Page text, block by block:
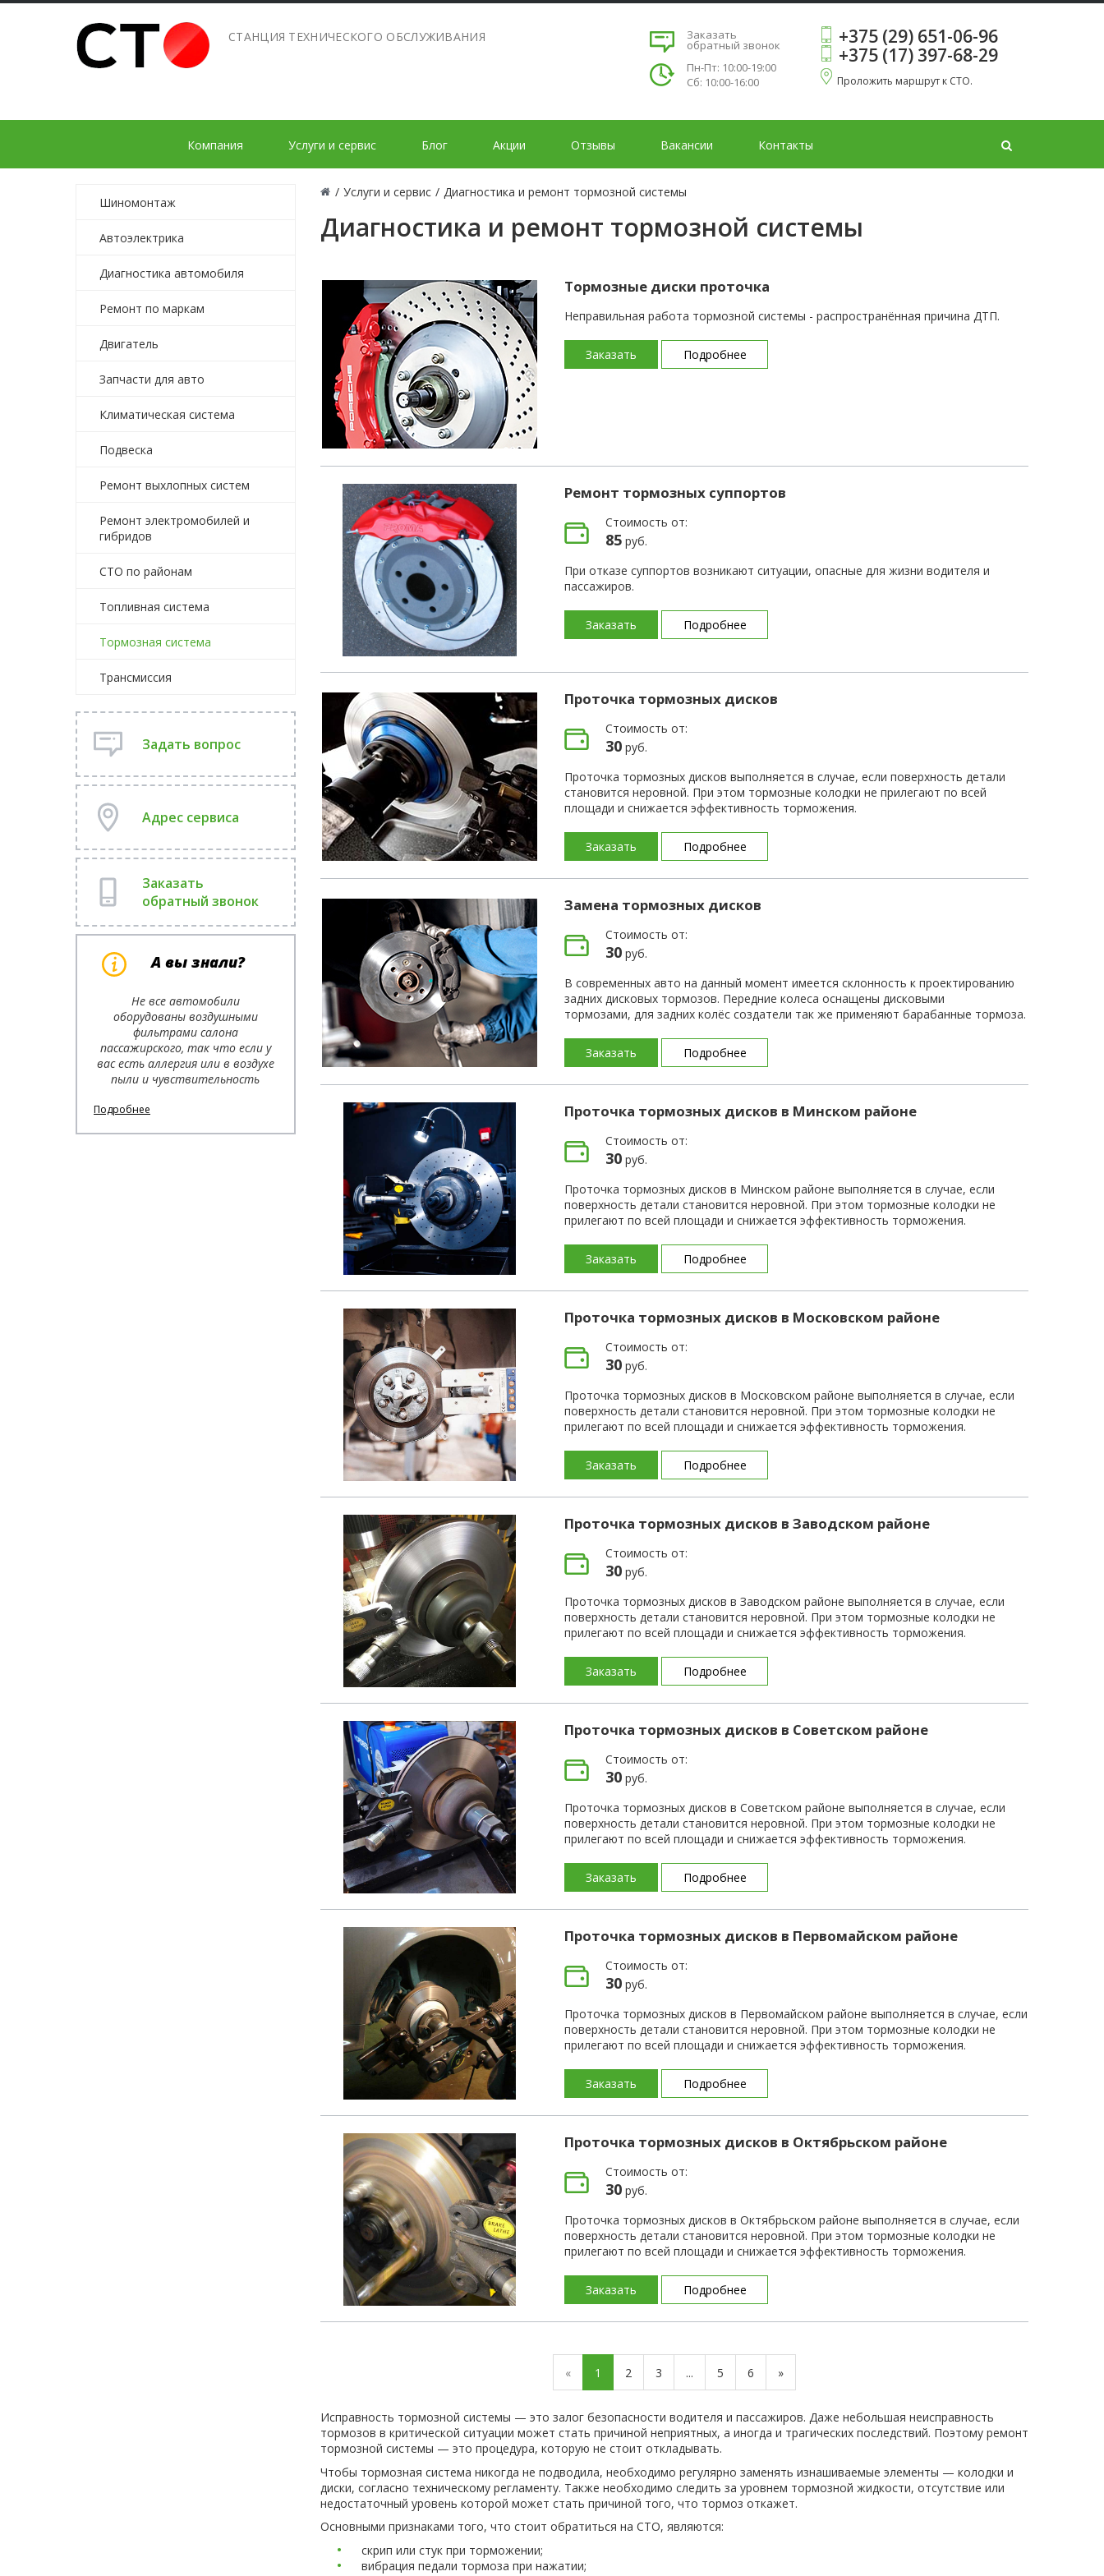
СТАНЦИЯ ТЕХНИЧЕСКОГО ОБСЛУЖИВАНИЯ Заказать
обратный звонок
Пн-Пт: 10:00-19:00
Сб: 10:00-16:00
+375 (29) 651-06-96
+375 (17) 397-68-29
Проложить маршрут к СТО.
Компания Услуги и сервис Блог Акции Отзывы Вакансии Контакты
/ Услуги и сервис / Диагностика и ремонт тормозной системы
Диагностика и ремонт тормозной системы
Шиномонтаж
Автоэлектрика
Диагностика автомобиля
Ремонт по маркам
Двигатель
Запчасти для авто
Климатическая система
Подвеска
Ремонт выхлопных систем
Ремонт электромобилей и
гибридов
СТО по районам
Топливная система
Тормозная система
Трансмиссия
Задать вопрос
Адрес сервиса
Заказать
обратный звонок
А вы знали?
Не все автомобили
оборудованы воздушными
фильтрами салона
пассажирского, так что если у
вас есть аллергия или в воздухе
пыли и чувствительность
Подробнее
Тормозные диски проточка
Неправильная работа тормозной системы - распространённая причина ДТП.
Заказать Подробнее
Ремонт тормозных суппортов
Стоимость от:
85руб.
При отказе суппортов возникают ситуации, опасные для жизни водителя и
пассажиров.
Заказать Подробнее
Проточка тормозных дисков
Стоимость от:
30руб.
Проточка тормозных дисков выполняется в случае, если поверхность детали
становится неровной. При этом тормозные колодки не прилегают по всей
площади и снижается эффективность торможения.
Заказать Подробнее
Замена тормозных дисков
Стоимость от:
30руб.
В современных авто на данный момент имеется склонность к проектированию
задних дисковых тормозов. Передние колеса оснащены дисковыми
тормозами, для задних колёс создатели так же применяют барабанные тормоза.
Заказать Подробнее
Проточка тормозных дисков в Минском районе
Стоимость от:
30руб.
Проточка тормозных дисков в Минском районе выполняется в случае, если
поверхность детали становится неровной. При этом тормозные колодки не
прилегают по всей площади и снижается эффективность торможения.
Заказать Подробнее
Проточка тормозных дисков в Московском районе
Стоимость от:
30руб.
Проточка тормозных дисков в Московском районе выполняется в случае, если
поверхность детали становится неровной. При этом тормозные колодки не
прилегают по всей площади и снижается эффективность торможения.
Заказать Подробнее
Проточка тормозных дисков в Заводском районе
Стоимость от:
30руб.
Проточка тормозных дисков в Заводском районе выполняется в случае, если
поверхность детали становится неровной. При этом тормозные колодки не
прилегают по всей площади и снижается эффективность торможения.
Заказать Подробнее
Проточка тормозных дисков в Советском районе
Стоимость от:
30руб.
Проточка тормозных дисков в Советском районе выполняется в случае, если
поверхность детали становится неровной. При этом тормозные колодки не
прилегают по всей площади и снижается эффективность торможения.
Заказать Подробнее
Проточка тормозных дисков в Первомайском районе
Стоимость от:
30руб.
Проточка тормозных дисков в Первомайском районе выполняется в случае, если
поверхность детали становится неровной. При этом тормозные колодки не
прилегают по всей площади и снижается эффективность торможения.
Заказать Подробнее
Проточка тормозных дисков в Октябрьском районе
Стоимость от:
30руб.
Проточка тормозных дисков в Октябрьском районе выполняется в случае, если
поверхность детали становится неровной. При этом тормозные колодки не
прилегают по всей площади и снижается эффективность торможения.
Заказать Подробнее
« 1 2 3 ... 5 6 »
Исправность тормозной системы — это залог безопасности водителя и пассажиров. Даже небольшая неисправность
тормозов в критической ситуации может стать причиной неприятных, а иногда и трагических последствий. Поэтому ремонт
тормозной системы — это процедура, которую не стоит откладывать.
Чтобы тормозная система никогда не подводила, необходимо регулярно заменять изнашиваемые элементы — колодки и
диски, согласно техническому регламенту. Также необходимо следить за уровнем тормозной жидкости, отсутствие или
недостаточный уровень которой может стать причиной того, что тормоз откажет.
Основными признаками того, что стоит обратиться на СТО, являются:
скрип или стук при торможении;
вибрация педали тормоза при нажатии;